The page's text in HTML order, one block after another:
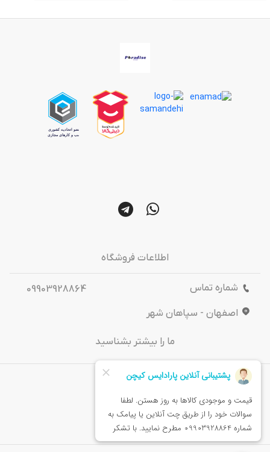
اطلاعات فروشگاه
شماره تماس
09903928864
اصفهان - سپاهان شهر
ما را بیشتر بشناسید
درباره‌ ما
تماس باما
خدمات مشتریان